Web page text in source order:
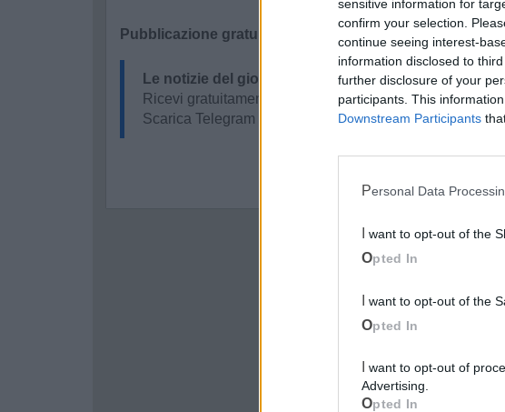
sensitive information for
confirm your selection.
continue seeing interest-
information disclosed to
further disclosure of your
participants. This
Downstream Participants
Personal Data
I want to opt-out of the
Opted In
I want to opt-out of the
Opted In
Advertising.
Opted In
Pubblicazione gratuita tramite codice promozionale.
Le notizie del giorno sul tuo smartphone
Ricevi gratuitamente ogni giorno le notizie della tua
Scarica Telegram e